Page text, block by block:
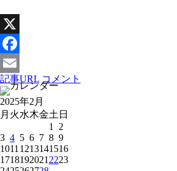
X
Facebook
Email
記事URL コメント
2025年2月
月 火水木金土 日
1
2
3 4 5 6 7 8 9
1011 1213141516
1718192021 2223